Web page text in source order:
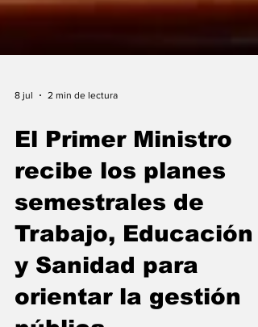
8 jul 2 min de lectura
El Primer Ministro
recibe los planes
semestrales de
Trabajo, Educación
y Sanidad para